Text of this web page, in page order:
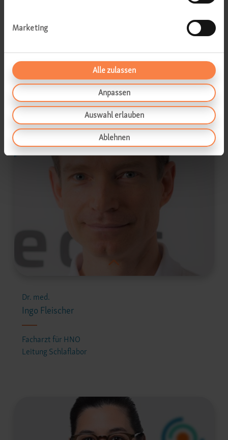
Marketing
Alle zulassen
Anpassen
Auswahl erlauben
Ablehnen
Tautvydas Bilius
Facharzt für HNO
Dr. med.
Ingo Fleischer
Facharzt für HNO
Leitung Schlaflabor